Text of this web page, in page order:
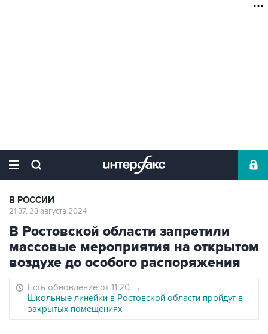
В РОССИИ
21:37, 23 августа 2024
В Ростовской области запретили
массовые мероприятия на открытом
воздухе до особого распоряжения
Есть обновление от 11:20 →
Школьные линейки в Ростовской области пройдут в
закрытых помещениях